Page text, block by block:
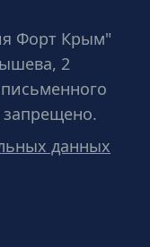
Форт Крым"
2
запрещено.
данных